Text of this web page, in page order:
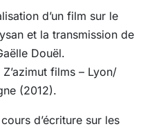
d’un film sur le
et la transmission de
Douël.
films – Lyon/
(2012).
d’écriture sur les